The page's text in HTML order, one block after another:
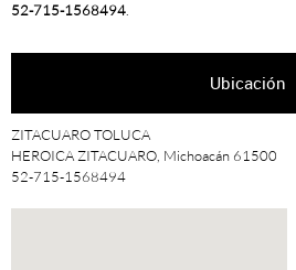
52-715-1568494
Ubicación
ZITACUARO TOLUCA
HEROICA ZITACUARO, Michoacán 61500
52-715-1568494